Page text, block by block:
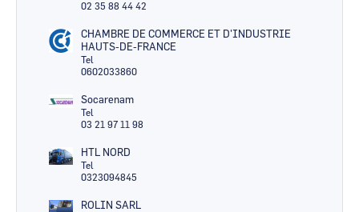
02 35 88 44 42
CHAMBRE DE COMMERCE ET D'INDUSTRIE
HAUTS-DE-FRANCE
Tel
0602033860
Socarenam
Tel
03 21 97 11 98
HTL NORD
Tel
0323094845
ROLIN SARL